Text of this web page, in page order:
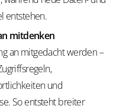
entstehen.
mitdenken
an mitgedacht werden –
und
So entsteht breiter